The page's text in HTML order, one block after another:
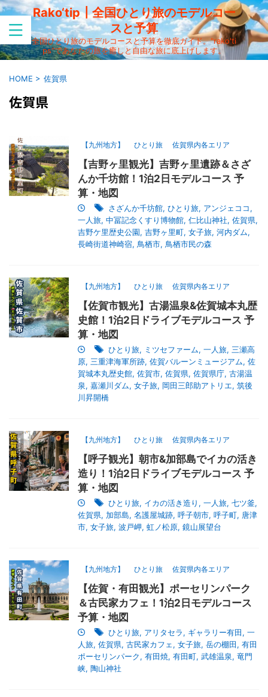
Rako‘tip┃全国ひとり旅のモデルコー
スと予算
全国ひとり旅のモデルコースと予算を徹底ガイド。"rako'ti
ps"であなたの旅を癒しと自由な旅に底上げします。
HOME > 佐賀県
佐賀県
【九州地方】 ひとり旅 佐賀県内各エリア
【吉野ヶ里観光】吉野ヶ里遺跡＆さざ
んか千坊館！1泊2日モデルコース 予
算・地図
さざんか千坊館, ひとり旅, アンジェココ,
一人旅, 中冨記念くすり博物館, 仁比山神社, 佐賀県,
吉野ケ里歴史公園, 吉野ヶ里町, 女子旅, 河内ダム,
長崎街道神崎宿, 鳥栖市, 鳥栖市民の森
【九州地方】 ひとり旅 佐賀県内各エリア
【佐賀市観光】古湯温泉&佐賀城本丸歴
史館！1泊2日ドライブモデルコース 予
算・地図
ひとり旅, ミツセファーム, 一人旅, 三瀬高
原, 三重津海軍所跡, 佐賀バルーンミュージアム, 佐
賀城本丸歴史館, 佐賀市, 佐賀県, 佐賀県庁, 古湯温
泉, 嘉瀬川ダム, 女子旅, 岡田三郎助アトリエ, 筑後
川昇開橋
【九州地方】 ひとり旅 佐賀県内各エリア
【呼子観光】朝市&加部島でイカの活き
造り！1泊2日ドライブモデルコース 予
算・地図
ひとり旅, イカの活き造り , 一人旅, 七ツ釜,
佐賀県, 加部島, 名護屋城跡, 呼子朝市, 呼子町, 唐津
市, 女子旅, 波戸岬, 虹ノ松原, 鏡山展望台
【九州地方】 ひとり旅 佐賀県内各エリア
【佐賀・有田観光】ポーセリンパーク
＆古民家カフェ！1泊2日モデルコース
予算・地図
ひとり旅, アリタセラ, ギャラリー有田, 一
人旅, 佐賀県, 古民家カフェ, 女子旅, 岳の棚田, 有田
ポーセリンパーク, 有田焼, 有田町, 武雄温泉, 竜門
峡, 陶山神社